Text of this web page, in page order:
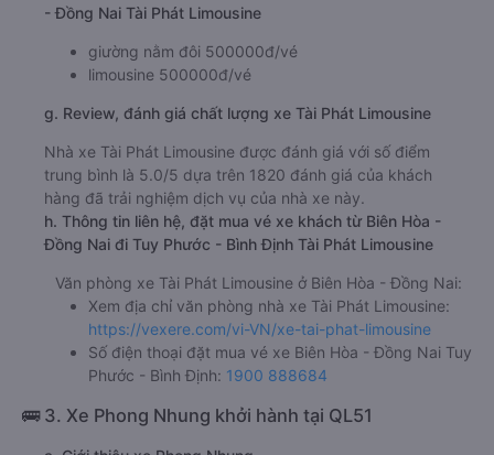
- Đồng Nai Tài Phát Limousine
giường nằm đôi 500000đ/vé
limousine 500000đ/vé
g. Review, đánh giá chất lượng xe Tài Phát Limousine
Nhà xe Tài Phát Limousine được đánh giá với số điểm
trung bình là 5.0/5 dựa trên 1820 đánh giá của khách
hàng đã trải nghiệm dịch vụ của nhà xe này.
h. Thông tin liên hệ, đặt mua vé xe khách từ Biên Hòa -
Đồng Nai đi Tuy Phước - Bình Định Tài Phát Limousine
Văn phòng xe Tài Phát Limousine ở Biên Hòa - Đồng Nai:
Xem địa chỉ văn phòng nhà xe Tài Phát Limousine:
https://vexere.com/vi-VN/xe-tai-phat-limousine
Số điện thoại đặt mua vé xe Biên Hòa - Đồng Nai Tuy
Phước - Bình Định: 1900 888684
🚌 3. Xe Phong Nhung khởi hành tại QL51